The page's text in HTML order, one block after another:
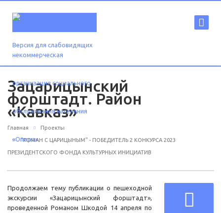
Версия для слабовидящих
Зацарицынский
форштадт. Район
«Кавказ»
Главная Проекты
"РОМАН С ЦАРИЦЫНЫМ" - ПОБЕДИТЕЛЬ 2 КОНКУРСА 2023
ПРЕЗИДЕНТСКОГО ФОНДА КУЛЬТУРНЫХ ИНИЦИАТИВ
Продолжаем тему публикации о пешеходной
экскурсии «Зацарицынский форштадт»,
проведенной Романом Шкодой 14 апреля по